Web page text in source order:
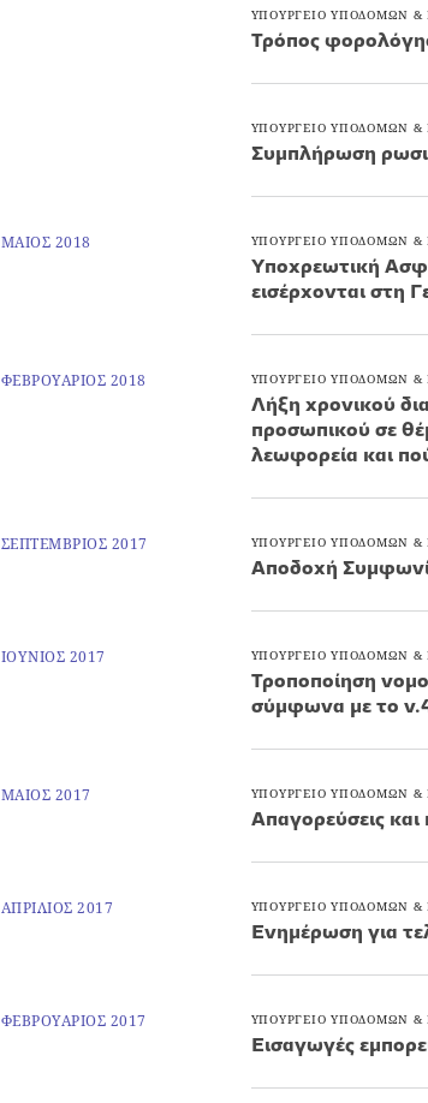
ΥΠΟΥΡΓΕΙΟ ΥΠΟΔΟΜΩΝ
Τρόπος
ΥΠΟΥΡΓΕΙΟ ΥΠΟΔΟΜΩΝ
Συμπλήρωση
ΜΑΙΟΣ 2018 ΥΠΟΥΡΓΕΙΟ ΥΠΟΔΟΜΩΝ
Υποχρεωτική
εισέρχονται στη
ΦΕΒΡΟΥΑΡΙΟΣ 2018 ΥΠΟΥΡΓΕΙΟ ΥΠΟΔΟΜΩΝ
Λήξη χρονικού
προσωπικού σε
λεωφορεία και
ΣΕΠΤΕΜΒΡΙΟΣ 2017 ΥΠΟΥΡΓΕΙΟ ΥΠΟΔΟΜΩΝ
Αποδοχή
ΙΟΥΝΙΟΣ 2017 ΥΠΟΥΡΓΕΙΟ ΥΠΟΔΟΜΩΝ
Τροποποίηση
σύμφωνα με το
ΜΑΙΟΣ 2017 ΥΠΟΥΡΓΕΙΟ ΥΠΟΔΟΜΩΝ
Απαγορεύσεις και
ΑΠΡΙΛΙΟΣ 2017 ΥΠΟΥΡΓΕΙΟ ΥΠΟΔΟΜΩΝ
Ενημέρωση για
ΦΕΒΡΟΥΑΡΙΟΣ 2017 ΥΠΟΥΡΓΕΙΟ ΥΠΟΔΟΜΩΝ
Εισαγωγές